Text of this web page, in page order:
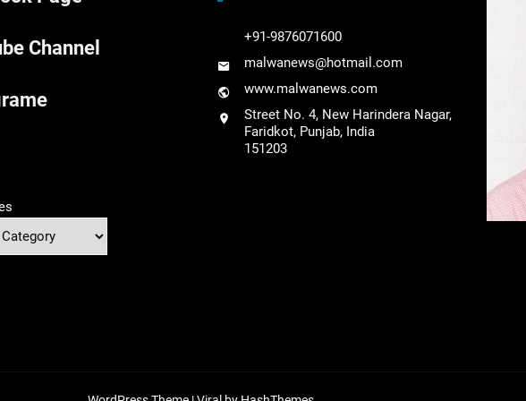
Channel
+91-9876071600
malwanews@hotmail.com
www.malwanews.com
Street No. 4, New Harindera Nagar,
Faridkot, Punjab, India
151203